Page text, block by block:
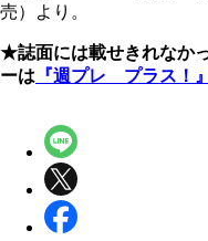
売）より。
★誌面には載せきれなか
ーは 『週プレ プラス！』